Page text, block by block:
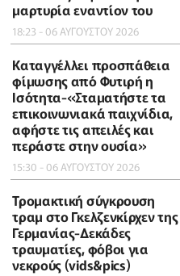
μαρτυρία εναντίον του
18:23 - 06 ΑΥΓΟΥΣΤΟΥ 2026
Καταγγέλλει προσπάθεια
φίμωσης από Φυτιρή η
Ισότητα-«Σταματήστε τα
επικοινωνιακά παιχνίδια,
αφήστε τις απειλές και
περάστε στην ουσία»
15:30 - 06 ΑΥΓΟΥΣΤΟΥ 2026
Τρομακτική σύγκρουση
τραμ στο Γκελζενκίρχεν της
Γερμανίας-Δεκάδες
τραυματίες, φόβοι για
νεκρούς (vids&pics)